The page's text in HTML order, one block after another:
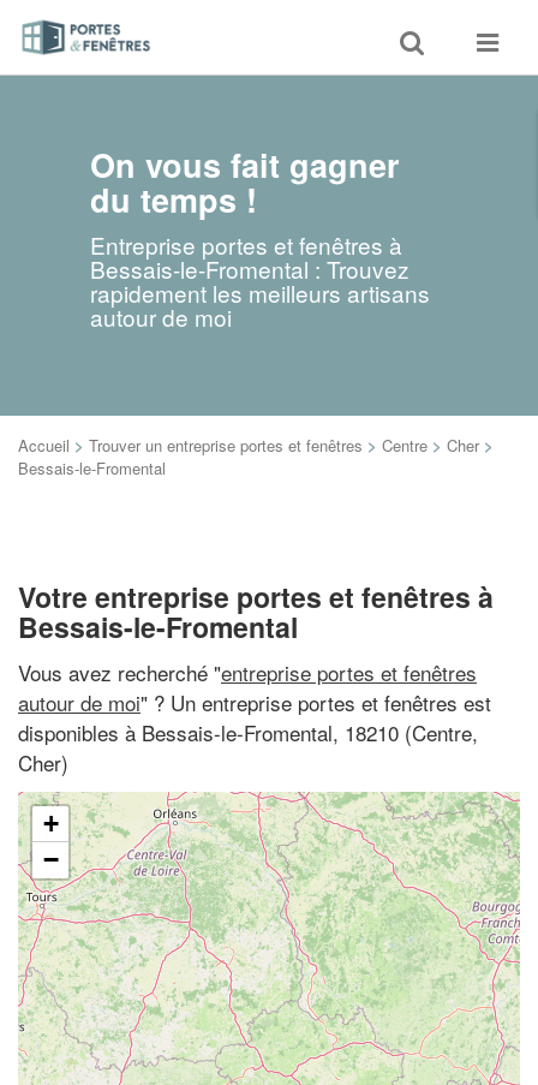
Toggle
search
Toggle
On vous fait gagner
du temps !
Entreprise portes et fenêtres à
Bessais-le-Fromental : Trouvez
rapidement les meilleurs artisans
autour de moi
Accueil > Trouver un entreprise portes et fenêtres > Centre > Cher >
Bessais-le-Fromental
Votre entreprise portes et fenêtres à
Bessais-le-Fromental
Vous avez recherché "entreprise portes et fenêtres
autour de moi" ? Un entreprise portes et fenêtres est
disponibles à Bessais-le-Fromental, 18210 (Centre,
Cher)
+
−